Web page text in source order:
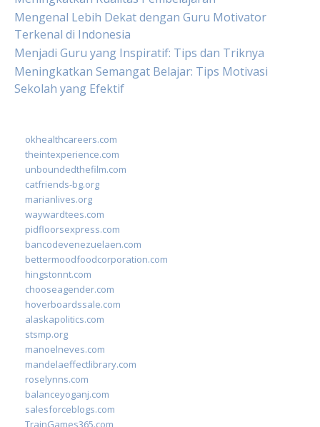
Mengenal Lebih Dekat dengan Guru Motivator
Terkenal di Indonesia
Menjadi Guru yang Inspiratif: Tips dan Triknya
Meningkatkan Semangat Belajar: Tips Motivasi
Sekolah yang Efektif
okhealthcareers.com
theintexperience.com
unboundedthefilm.com
catfriends-bg.org
marianlives.org
waywardtees.com
pidfloorsexpress.com
bancodevenezuelaen.com
bettermoodfoodcorporation.com
hingstonnt.com
chooseagender.com
hoverboardssale.com
alaskapolitics.com
stsmp.org
manoelneves.com
mandelaeffectlibrary.com
roselynns.com
balanceyoganj.com
salesforceblogs.com
TrainGames365.com